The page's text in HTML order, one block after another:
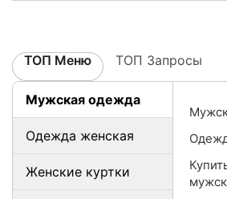
ТОП Меню ТОП Запросы
Мужская одежда
Одежда женская
Женские куртки